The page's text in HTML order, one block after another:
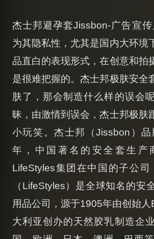
杰士邦避孕套Jissbon-广告宣
为其隐私性，尤其是国内大环境
品直白的表现形式，在创意和拍
是很难把握的。杰士邦极肤安全
肤了，那会制造什么样的误会
昧，由激情到误会，杰士邦极肤
小玩笑。杰士邦（Jissbon）
年，中国著名的安全套生产
LifeStyles集团在中国的子公司
（LifeStyles）是全球知名的安
用品公司，源于1905年由创始人
大利亚创办的天然胶乳制造企